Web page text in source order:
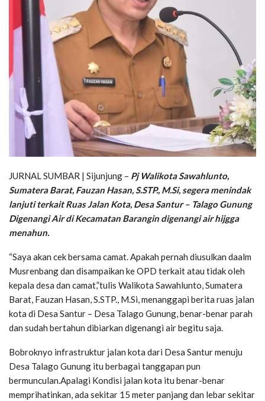
JURNAL SUMBAR | Sijunjung – Pj Walikota Sawahlunto,
Sumatera Barat, Fauzan Hasan, S.STP., M.Si, segera menindak
lanjuti terkait Ruas Jalan Kota, Desa Santur – Talago Gunung
Digenangi Air di Kecamatan Barangin digenangi air hijgga
menahun.
“Saya akan cek bersama camat. Apakah pernah diusulkan daalm
Musrenbang dan disampaikan ke OPD terkait atau tidak oleh
kepala desa dan camat,”tulis Walikota Sawahlunto, Sumatera
Barat, Fauzan Hasan, S.STP., M.Si, menanggapi berita ruas jalan
kota di Desa Santur – Desa Talago Gunung, benar-benar parah
dan sudah bertahun dibiarkan digenangi air begitu saja.
Bobroknyo infrastruktur jalan kota dari Desa Santur menuju
Desa Talago Gunung itu berbagai tanggapan pun
bermunculan.Apalagi Kondisi jalan kota itu benar-benar
memprihatinkan, ada sekitar 15 meter panjang dan lebar sekitar